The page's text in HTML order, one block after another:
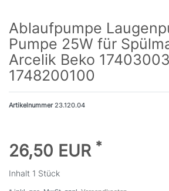
Ablaufpumpe
Pumpe 25W für
Arcelik Beko
1748200100
Artikelnummer 23.120.04
26,50 EUR *
Inhalt 1 Stück